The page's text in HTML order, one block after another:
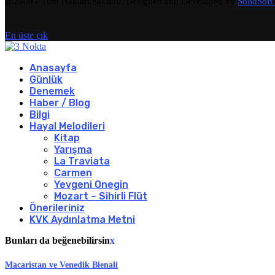
En üste çık
Anasayfa
Günlük
Denemek
Haber / Blog
Bilgi
Hayal Melodileri
Kitap
Yarışma
La Traviata
Carmen
Yevgeni Onegin
Mozart – Sihirli Flüt
Önerileriniz
KVK Aydınlatma Metni
Bunları da beğenebilirsinx
Macaristan ve Venedik Bienali